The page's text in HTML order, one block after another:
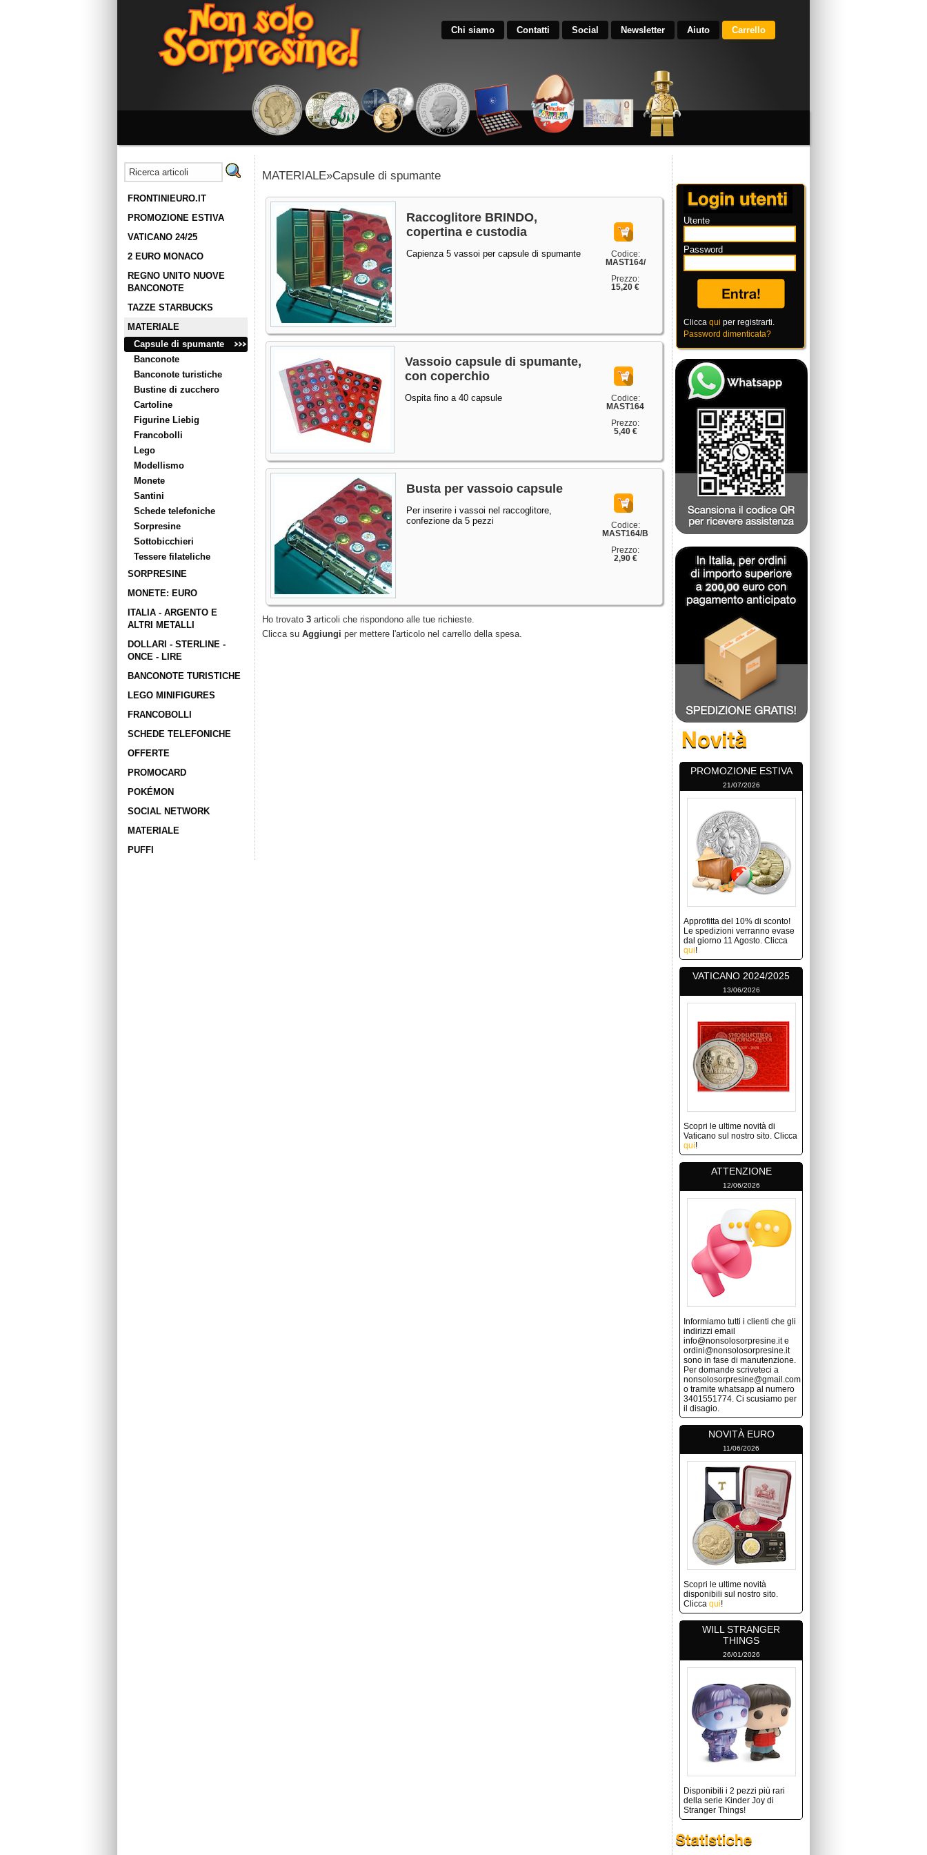
Chi siamo Contatti Social Newsletter Aiuto Carrello
FRONTINIEURO.IT
PROMOZIONE ESTIVA
VATICANO 24/25
2 EURO MONACO
REGNO UNITO NUOVE
BANCONOTE
TAZZE STARBUCKS
MATERIALE
Capsule di spumante
Banconote
Banconote turistiche
Bustine di zucchero
Cartoline
Figurine Liebig
Francobolli
Lego
Modellismo
Monete
Santini
Schede telefoniche
Sorpresine
Sottobicchieri
Tessere filateliche
SORPRESINE
MONETE: EURO
ITALIA - ARGENTO E
ALTRI METALLI
DOLLARI - STERLINE -
ONCE - LIRE
BANCONOTE TURISTICHE
LEGO MINIFIGURES
FRANCOBOLLI
SCHEDE TELEFONICHE
OFFERTE
PROMOCARD
POKÉMON
SOCIAL NETWORK
MATERIALE
PUFFI
MATERIALE»Capsule di spumante
Codice:
MAST164/
Prezzo:
15,20 €
Raccoglitore BRINDO,
copertina e custodia
Capienza 5 vassoi per capsule di spumante
Codice:
MAST164
Prezzo:
5,40 €
Vassoio capsule di spumante,
con coperchio
Ospita fino a 40 capsule
Codice:
MAST164/B
Prezzo:
2,90 €
Busta per vassoio capsule
Per inserire i vassoi nel raccoglitore,
confezione da 5 pezzi
Ho trovato 3 articoli che rispondono alle tue richieste.
Clicca su Aggiungi per mettere l'articolo nel carrello della spesa.
Utente
Password
Clicca qui per registrarti.
Password dimenticata?
PROMOZIONE ESTIVA
21/07/2026
Approfitta del 10% di sconto!
Le spedizioni verranno evase
dal giorno 11 Agosto. Clicca
qui!
VATICANO 2024/2025
13/06/2026
Scopri le ultime novità di
Vaticano sul nostro sito. Clicca
qui!
ATTENZIONE
12/06/2026
Informiamo tutti i clienti che gli
indirizzi email
info@nonsolosorpresine.it e
ordini@nonsolosorpresine.it
sono in fase di manutenzione.
Per domande scriveteci a
nonsolosorpresine@gmail.com
o tramite whatsapp al numero
3401551774. Ci scusiamo per
il disagio.
NOVITÀ EURO
11/06/2026
Scopri le ultime novità
disponibili sul nostro sito.
Clicca qui!
WILL STRANGER
THINGS
26/01/2026
Disponibili i 2 pezzi più rari
della serie Kinder Joy di
Stranger Things!